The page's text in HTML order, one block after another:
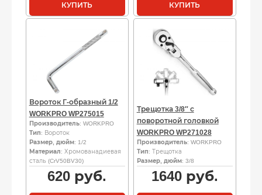
КУПИТЬ КУПИТЬ
Вороток Г-образный 1/2
WORKPRO WP275015
Производитель: WORKPRO
Тип: Вороток
Размер, дюйм: 1/2
Материал: Хромованадиевая
сталь (CrV50BV30)
620 руб.
Трещотка 3/8″ с
поворотной головкой
WORKPRO WP271028
Производитель: WORKPRO
Тип: Трещотка
Размер, дюйм: 3/8
1640руб.